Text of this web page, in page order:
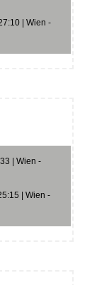
| Wien -
| Wien -
| Wien -